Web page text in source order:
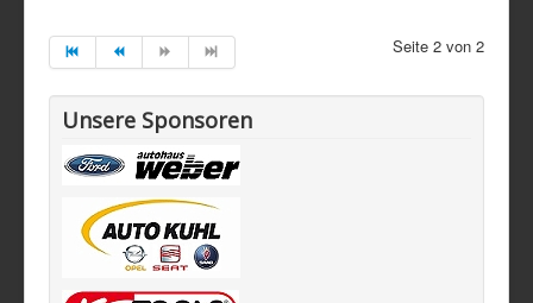
Seite 2 von 2
Unsere Sponsoren